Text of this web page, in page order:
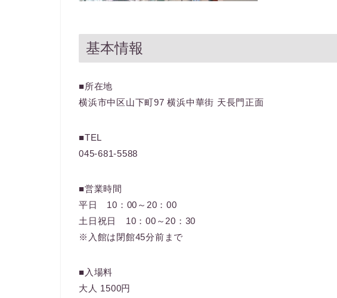
基本情報
■所在地
横浜市中区山下町97 横浜中華街 天長門正面
■TEL
045-681-5588
■営業時間
平日 10：00～20：00
土日祝日 10：00～20：30
※入館は閉館45分前まで
■入場料
大人 1500円